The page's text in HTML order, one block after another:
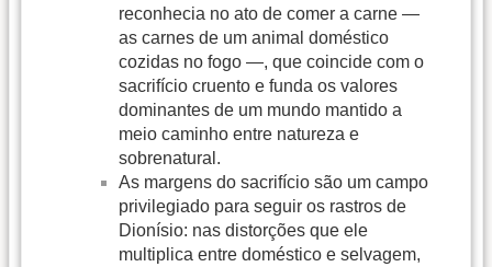
reconhecia no ato de comer a carne —
as carnes de um animal doméstico
cozidas no fogo —, que coincide com o
sacrifício cruento e funda os valores
dominantes de um mundo mantido a
meio caminho entre natureza e
sobrenatural.
As margens do sacrifício são um campo
privilegiado para seguir os rastros de
Dionísio: nas distorções que ele
multiplica entre doméstico e selvagem,